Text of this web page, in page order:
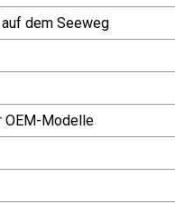
dem Seeweg
OEM-Modelle